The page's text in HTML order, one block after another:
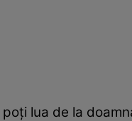
lua de la